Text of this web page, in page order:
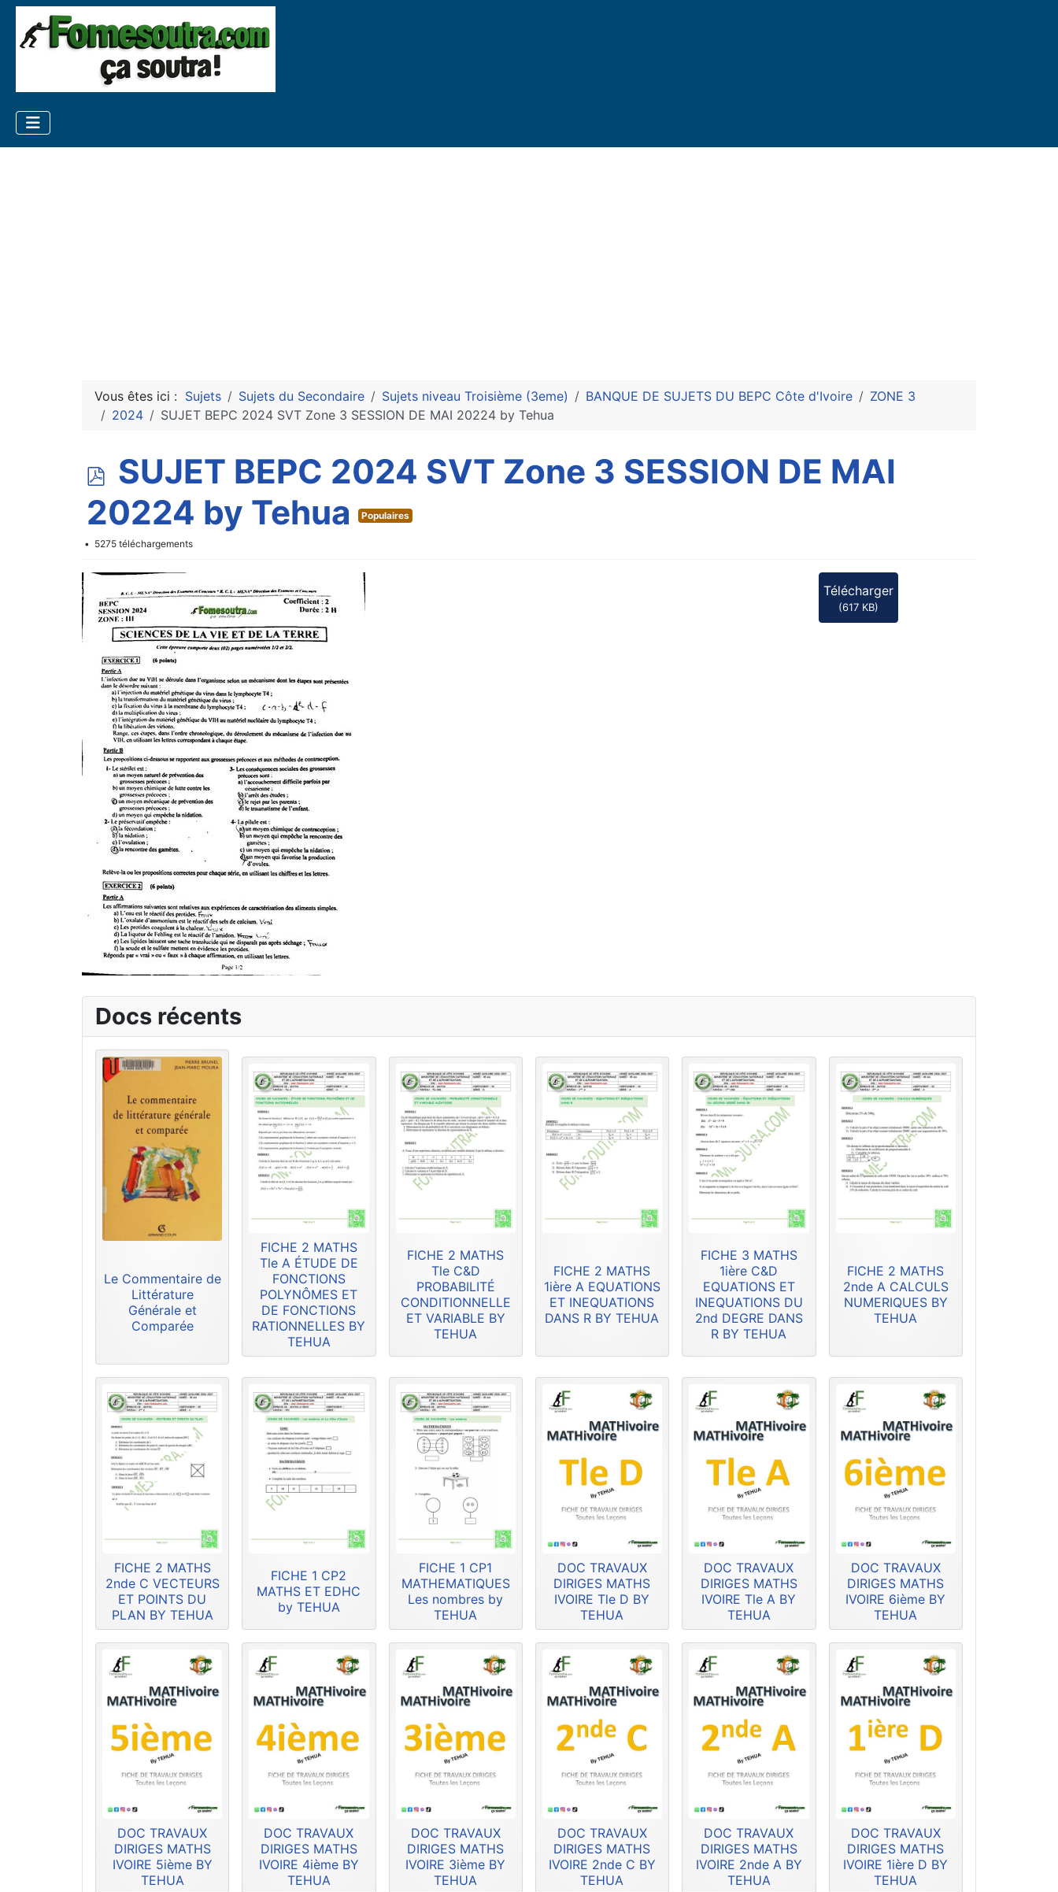
Vous êtes ici : Sujets Sujets du Secondaire Sujets niveau Troisième (3eme) BANQUE DE SUJETS DU BEPC Côte d'Ivoire
ZONE 3
2024
SUJET BEPC 2024 SVT Zone 3 SESSION DE MAI 20224 by Tehua
p
d
f
SUJET BEPC 2024 SVT Zone 3 SESSION DE MAI
20224 by Tehua
Populaires
5275 téléchargements
Télécharger
(617 KB)
Docs récents
Le Commentaire de
Littérature
Générale et
Comparée
FICHE 2 MATHS
Tle A ÉTUDE DE
FONCTIONS
POLYNÔMES ET
DE FONCTIONS
RATIONNELLES BY
TEHUA
FICHE 2 MATHS
Tle C&D
PROBABILITÉ
CONDITIONNELLE
ET VARIABLE BY
TEHUA
FICHE 2 MATHS
1ière A EQUATIONS
ET INEQUATIONS
DANS R BY TEHUA
FICHE 3 MATHS
1ière C&D
EQUATIONS ET
INEQUATIONS DU
2nd DEGRE DANS
R BY TEHUA
FICHE 2 MATHS
2nde A CALCULS
NUMERIQUES BY
TEHUA
FICHE 2 MATHS
2nde C VECTEURS
ET POINTS DU
PLAN BY TEHUA
FICHE 1 CP2
MATHS ET EDHC
by TEHUA
FICHE 1 CP1
MATHEMATIQUES
Les nombres by
TEHUA
DOC TRAVAUX
DIRIGES MATHS
IVOIRE Tle D BY
TEHUA
DOC TRAVAUX
DIRIGES MATHS
IVOIRE Tle A BY
TEHUA
DOC TRAVAUX
DIRIGES MATHS
IVOIRE 6ième BY
TEHUA
DOC TRAVAUX
DIRIGES MATHS
IVOIRE 5ième BY
TEHUA
DOC TRAVAUX
DIRIGES MATHS
IVOIRE 4ième BY
TEHUA
DOC TRAVAUX
DIRIGES MATHS
IVOIRE 3ième BY
TEHUA
DOC TRAVAUX
DIRIGES MATHS
IVOIRE 2nde C BY
TEHUA
DOC TRAVAUX
DIRIGES MATHS
IVOIRE 2nde A BY
TEHUA
DOC TRAVAUX
DIRIGES MATHS
IVOIRE 1ière D BY
TEHUA